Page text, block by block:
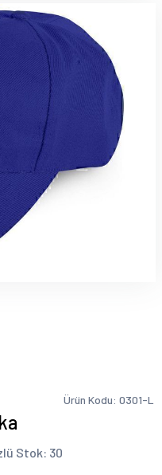
Ürün Kodu: 0301-L
Stok: 30